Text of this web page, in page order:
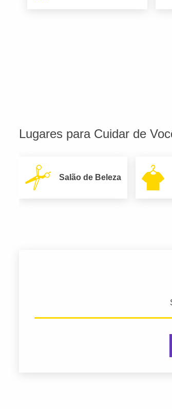
Lugares para Cuidar de
Salão de Beleza